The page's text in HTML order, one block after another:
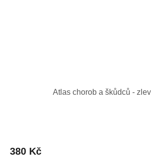
Atlas chorob a škůdců -
380 Kč